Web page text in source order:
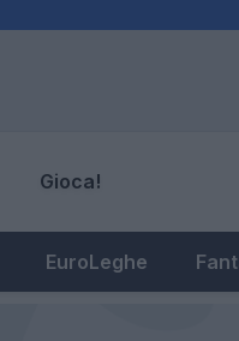
Gioca!
EuroLeghe